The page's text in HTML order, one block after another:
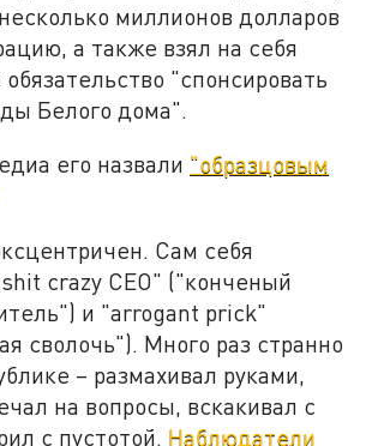
миллионов долларов
а также взял на себя
"спонсировать
Белого дома".
его назвали "образцовым
Сам себя
crazy CEO" ("конченый
и "arrogant prick"
сволочь"). Много раз странно
– размахивал руками,
на вопросы, вскакивал с
с пустотой. Наблюдатели